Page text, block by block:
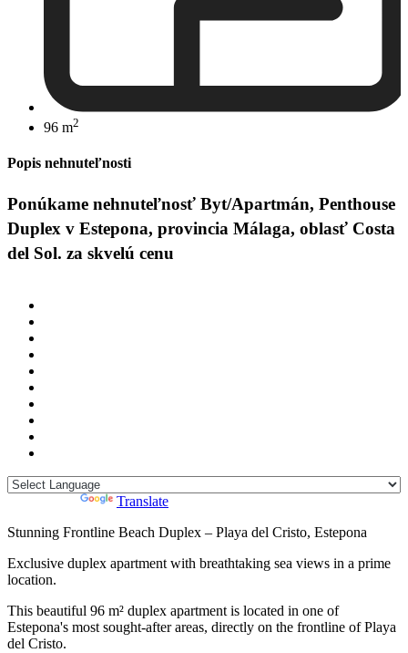
96 m2
Popis nehnuteľnosti
Ponúkame nehnuteľnosť Byt/Apartmán, Penthouse
Duplex v Estepona, provincia Málaga, oblasť Costa
del Sol. za skvelú cenu
Translate
Stunning Frontline Beach Duplex – Playa del Cristo, Estepona
Exclusive duplex apartment with breathtaking sea views in a prime
location.
This beautiful 96 m² duplex apartment is located in one of
Estepona's most sought-after areas, directly on the frontline of Playa
del Cristo.